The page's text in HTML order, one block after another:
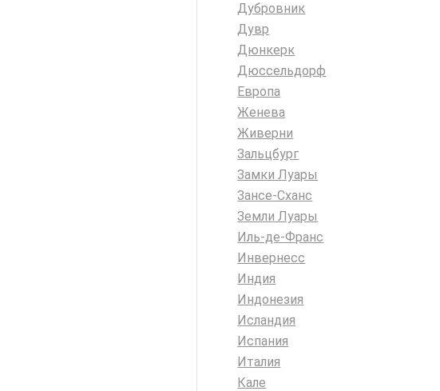
Дубровник
Дувр
Дюнкерк
Дюссельдорф
Европа
Женева
Живерни
Зальцбург
Замки Луары
Зансе-Сханс
Земли Луары
Иль-де-Франс
Инвернесс
Индия
Индонезия
Исландия
Испания
Италия
Кале